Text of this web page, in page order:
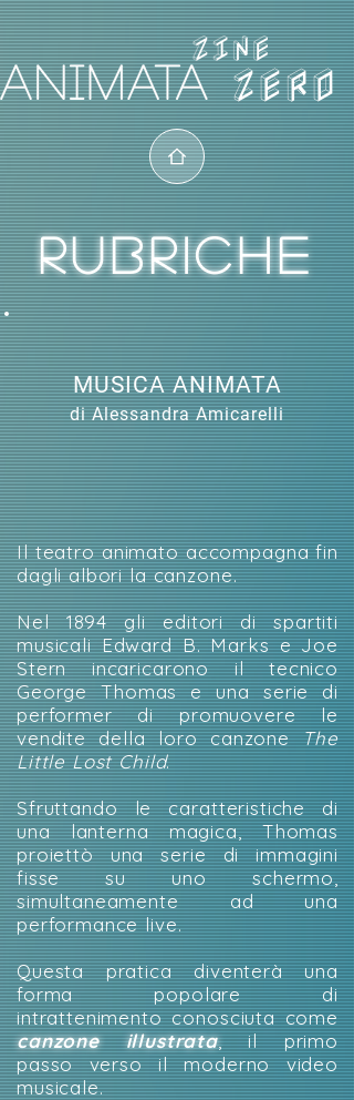
ZERO
RUBRICHE
MUSICA ANIMATA
di Alessandra Amicarelli
Il teatro animato accompagna fin
dagli albori la canzone.
Nel 1894 gli editori di spartiti
musicali Edward B. Marks e Joe
Stern incaricarono il tecnico
George Thomas e una serie di
performer di promuovere le
vendite della loro canzoneThe
Little Lost Child.
Sfruttando le caratteristiche di
una lanterna magica, Thomas
proiettò una serie di immagini
fisse su uno schermo,
simultaneamente ad una
performance live.
Questa pratica diventerà una
forma popolare di
intrattenimento conosciuta come
canzone illustrata, il primo
passo verso il moderno video
musicale.